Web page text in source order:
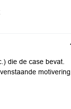
die de case bevat.
motivering.